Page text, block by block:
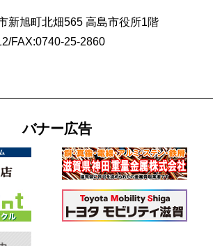
新旭町北畑565 高島市役所1階
FAX:0740-25-2860
バナー広告